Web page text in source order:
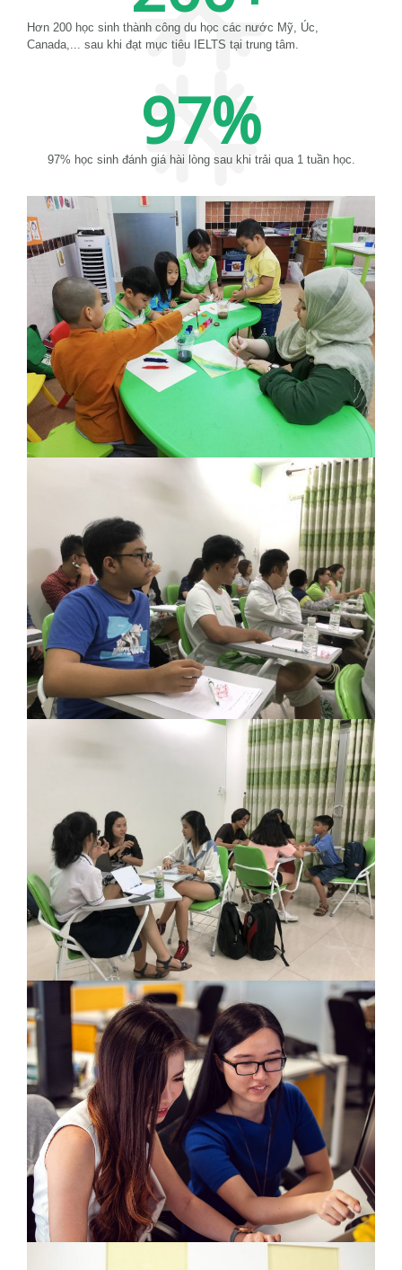
Hơn 200 học sinh thành công du học các nước Mỹ, Úc,
Canada,... sau khi đạt mục tiêu IELTS tại trung tâm.
97% học sinh đánh giá hài lòng sau khi trải qua 1 tuần học.
97%